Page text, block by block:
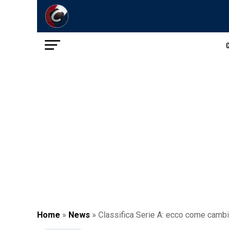
Home » News » Classifica Serie A: ecco come